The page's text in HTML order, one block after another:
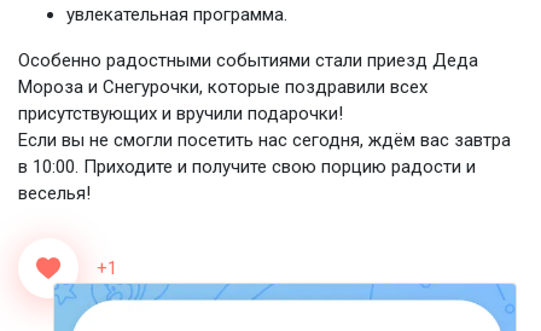
увлекательная программа.
Особенно радостными событиями стали приезд Деда
Мороза и Снегурочки, которые поздравили всех
присутствующих и вручили подарочки!
Если вы не смогли посетить нас сегодня, ждём вас завтра
в 10:00. Приходите и получите свою порцию радости и
веселья!
+1